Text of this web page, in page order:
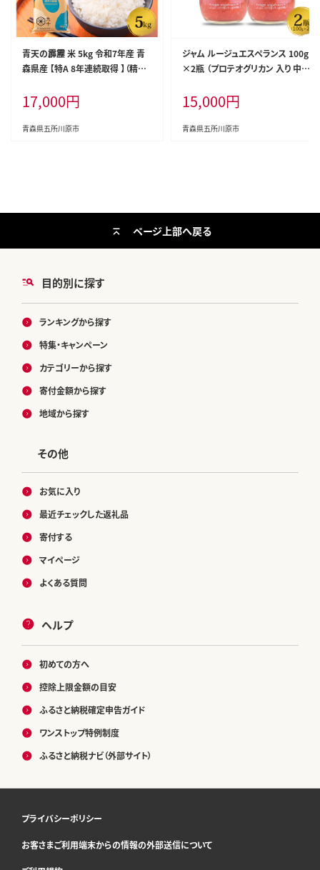
青天の霹靂 米 5kg 令和7年産 青
森県産 【特A 8年連続取得 】（精米）
17,000円
青森県五所川原市
ジャム ルージュエスペランス 100g
×2瓶 （プロテオグリカン 入り 中ま
15,000円
青森県五所川原市
目的別に探す
ランキングから探す
特集・キャンペーン
カテゴリーから探す
寄付金額から探す
地域から探す
その他
お気に入り
最近チェックした返礼品
寄付する
マイページ
よくある質問
ヘルプ
初めての方へ
控除上限金額の目安
ふるさと納税確定申告ガイド
ワンストップ特例制度
ふるさと納税ナビ（外部サイト）
ページ上部へ戻る
プライバシーポリシー
お客さまご利用端末からの情報の外部送信について